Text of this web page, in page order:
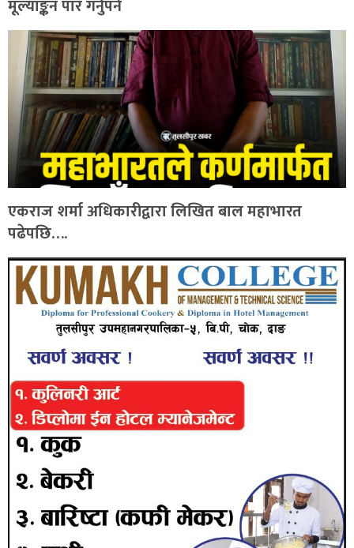
मूल्याङ्कन पार गर्नुपर्ने
एकराज शर्मा अधिकारीद्वारा लिखित बाल महाभारत
पढेपछि….